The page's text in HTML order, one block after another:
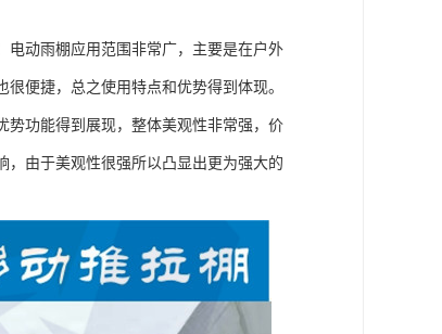
电动雨棚应用范围非常广，主要是在户外
便捷，总之使用特点和优势得到体现。
势功能得到展现，整体美观性非常强，价
，由于美观性很强所以凸显出更为强大的